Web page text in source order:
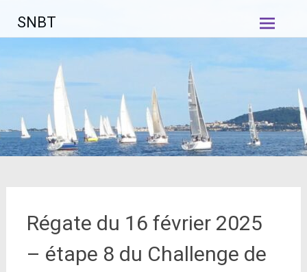
contenu
SNBT
Régate du 16 février 2025
– étape 8 du Challenge de